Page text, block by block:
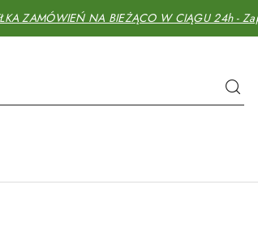
ZAMÓWIEŃ NA BIEŻĄCO W CIĄGU 24h -